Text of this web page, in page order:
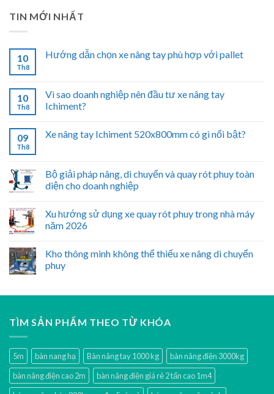
TIN MỚI NHẤT
10
Th8
Hướng dẫn chọn xe nâng tay phù hợp với pallet
10
Th8
Vì sao doanh nghiệp nên đầu tư xe nâng tay
Ichiment?
09
Th8
Xe nâng tay Ichiment 520x800mm có gì nổi bật?
Bộ giải pháp nâng, di chuyển và quay rót phuy toàn
diện cho doanh nghiệp
Xu hướng sử dụng xe quay rót phuy trong nhà máy
năm 2026
Kho thông minh không thể thiếu xe nâng di chuyển
phuy
TÌM SẢN PHẨM THEO TỪ KHÓA
5m bàn nang hạ Bàn nâng tay 1000 kg
bàn nâng điện 3000kg
bàn nâng điện cao 2m
bàn nâng điện giá rẻ 2 tấn cao 1m4